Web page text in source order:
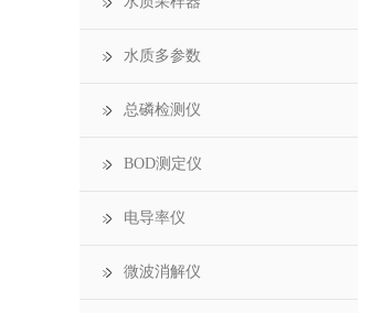
水质多参数
总磷检测仪
BOD测定仪
电导率仪
微波消解仪